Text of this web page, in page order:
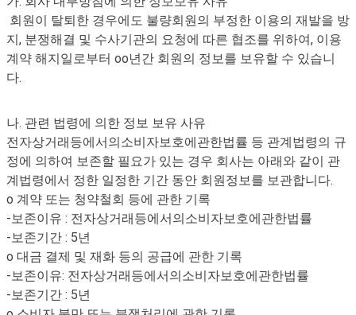
회원이 탈퇴한 경우에도 불량회원의 부정한 이용의 재발을 방
지, 분쟁해결 및 수사기관의 요청에 따른 협조를 위하여, 이용
계약 해지일로부터 oo년간 회원의 정보를 보유할 수 있습니
다.
나. 관련 법령에 의한 정보 보유 사유
전자상거래등에서의소비자보호에관한법률 등 관계법령의 규
정에 의하여 보존할 필요가 있는 경우 회사는 아래와 같이 관
계법령에서 정한 일정한 기간 동안 회원정보를 보관합니다.
o 계약 또는 청약철회 등에 관한 기록
-보존이유 : 전자상거래등에서의소비자보호에관한법률
-보존기간 : 5년
o 대금 결제 및 재화 등의 공급에 관한 기록
-보존이유: 전자상거래등에서의소비자보호에관한법률
-보존기간 : 5년